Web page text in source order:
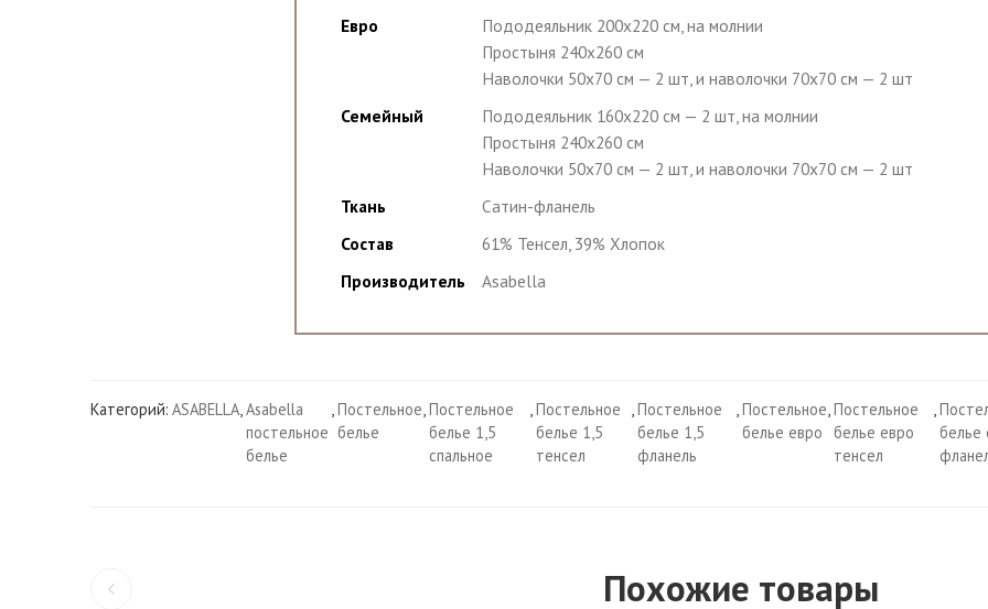
Евро
Пододеяльник 200х220 см, на молнии
Простыня 240х260 см
Наволочки 50х70 см — 2 шт, и наволочки 70х70 см — 2 шт
Семейный
Пододеяльник 160х220 см — 2 шт, на молнии
Простыня 240х260 см
Наволочки 50х70 см — 2 шт, и наволочки 70х70 см — 2 шт
Ткань
Сатин-фланель
Состав
61% Тенсел, 39% Хлопок
Производитель
Asabella
Категорий: ASABELLA,Asabella
постельное
белье
,Постельное
белье
,Постельное
белье 1,5
спальное
,Постельное
белье 1,5
тенсел
,Постельное
белье 1,5
фланель
,Постельное
белье евро
,Постельное
белье евро
тенсел
,
белье
Похожие товары